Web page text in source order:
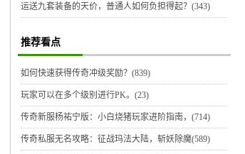
运送九套装备的天价，普通人如何负担得起？(343)
推荐看点
如何快速获得传奇冲级奖励？(839)
玩家可以在多个级别进行PK。(23)
传奇新服杨祐宁版：小白烧猪玩家进阶指南，(714)
传奇私服无名攻略：征战玛法大陆，斩妖除魔(589)